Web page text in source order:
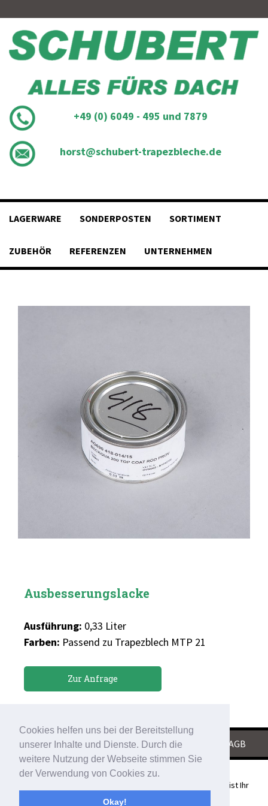
Cookies helfen uns bei der Bereitstellung
unserer Inhalte und Dienste. Durch die
weitere Nutzung der Webseite stimmen Sie
der Verwendung von Cookies zu.
Okay!
content
+49 (0) 6049 - 495 und 7879
horst@schubert-trapezbleche.de
LAGERWARE SONDERPOSTEN SORTIMENT
ZUBEHÖR REFERENZEN UNTERNEHMEN
Ausbesserungslacke
Ausführung: 0,33 Liter
Farben: Passend zu Trapezblech MTP 21
Zur Anfrage
KONTAKT|IMPRESSUM|DATENSCHUTZ AGB
Schubert Grosshandlung für Bedachungen und Spenglerei ist Ihr
Partner für